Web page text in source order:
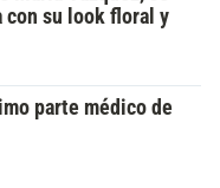
con su look floral y
parte médico de